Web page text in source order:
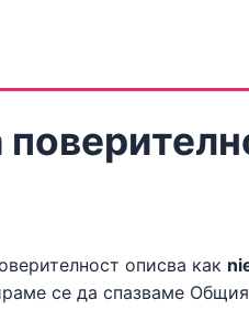
описва как
се да спазваме